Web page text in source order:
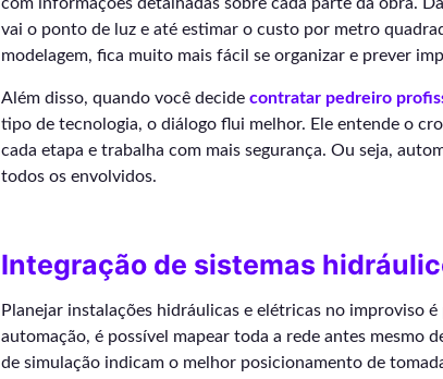
com informações detalhadas sobre cada parte da obra.
vai o ponto de luz e até estimar o custo por metro
modelagem, fica muito mais fácil se organizar e prever
Além disso, quando você decide contratar pedreiro
tipo de tecnologia, o diálogo flui melhor. Ele entende o
cada etapa e trabalha com mais segurança. Ou seja,
todos os envolvidos.
Integração de sistemas
Planejar instalações hidráulicas e elétricas no improviso
automação, é possível mapear toda a rede antes mesmo
de simulação indicam o melhor posicionamento de